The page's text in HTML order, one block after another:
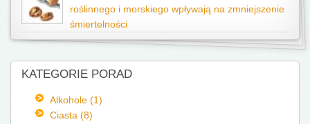
roślinnego i morskiego wpływają na zmniejszenie
śmiertelności
KATEGORIE PORAD
Alkohole (1)
Ciasta (8)